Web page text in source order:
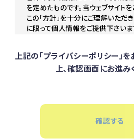
を定めたものです。当ウェブサイト
この「方針」を十分にご理解いただ
に限って個人情報をご提供下さい
個人情報の取得及び利用目的
お客様が、当ウェブサイトにアクセ
す。 また、ご提供頂いた個人情報は
の同意なく明示した利用目的以外
上記の「プライバシーポリシー」
上、確認画面にお進み
確認する